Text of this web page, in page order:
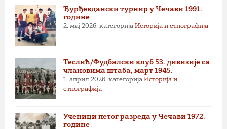
Ђурђевдански турнир у Чечави 1991.
године
2. мај 2026. категорија Историја и етнографија
Теслић/Фудбалски клуб 53. дивизије са
члановима штаба, март 1945.
1. април 2026. категорија Историја и
етнографија
Ученици петог разреда у Чечави 1972.
године